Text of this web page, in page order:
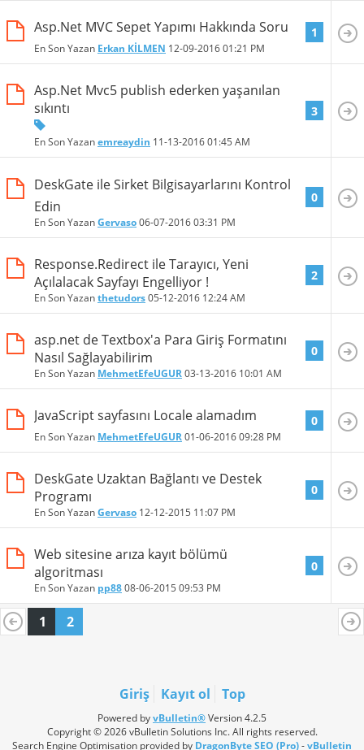
Asp.Net MVC Sepet Yapımı Hakkında Soru
En Son Yazan Erkan KİLMEN 12-09-201601:21 PM
1
Asp.Net Mvc5 publish ederken yaşanılan
sıkıntı
En Son Yazanemreaydin 11-13-201601:45 AM
3
DeskGate ile Sirket Bilgisayarlarını Kontrol
Edin
En Son YazanGervaso06-07-201603:31 PM
0
Response.Redirect ile Tarayıcı, Yeni
Açılalacak Sayfayı Engelliyor !
En Son Yazanthetudors05-12-2016 12:24 AM
2
asp.net de Textbox'a Para Giriş Formatını
Nasıl Sağlayabilirim
En Son Yazan MehmetEfeUGUR03-13-2016 10:01 AM
0
JavaScript sayfasını Locale alamadım
En Son Yazan MehmetEfeUGUR01-06-201609:28 PM
0
DeskGate Uzaktan Bağlantı ve Destek
Programı
En Son YazanGervaso 12-12-2015 11:07 PM
0
Web sitesine arıza kayıt bölümü
algoritması
En Son Yazan pp8808-06-2015 09:53 PM
0
1 2
Giriş Kayıt ol Top
Powered byvBulletin®Version 4.2.5
Copyright © 2026 vBulletin Solutions Inc. All rights reserved.
Search Engine Optimisation provided by DragonByte SEO (Pro)-vBulletin